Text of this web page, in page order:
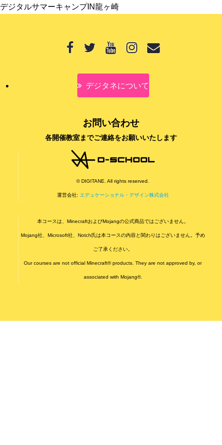
デジタルサマーキャンプIN龍ヶ崎
デジタネについて
お問い合わせ
各開催教室までご連絡をお願いいたします
© DIGITANE. All rights reserved.
運営会社: エデュケーショナル・デザイン株式会社
本コースは、MinecraftおよびMojangの公式商品ではございません。
Mojang社、Microsoft社、Notch氏は本コースの内容と関わりはございません。予め
ご了承ください。
Our courses are not official Minecraft® products. They are not approved by, or
associated with Mojang®.